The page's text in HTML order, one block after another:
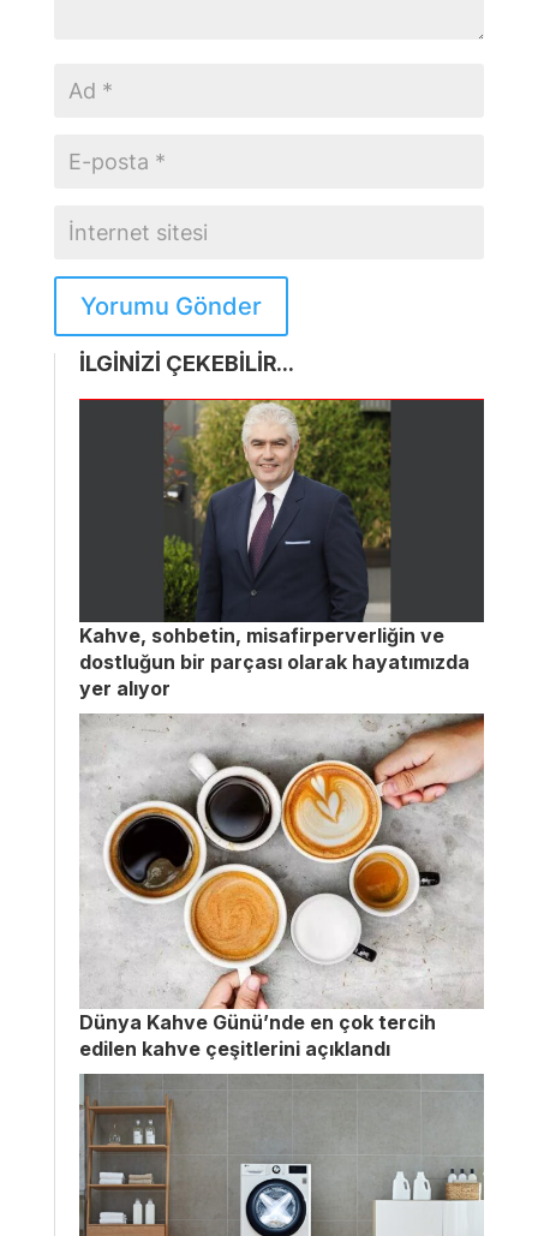
Yorumu Gönder
İLGİNİZİ ÇEKEBİLİR...
Kahve, sohbetin, misafirperverliğin ve
dostluğun bir parçası olarak hayatımızda
yer alıyor
Dünya Kahve Günü’nde en çok tercih
edilen kahve çeşitlerini açıklandı